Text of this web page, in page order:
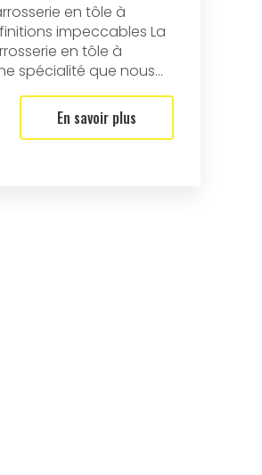
en tôle à
impeccables La
en tôle à
spécialité que nous...
En savoir plus